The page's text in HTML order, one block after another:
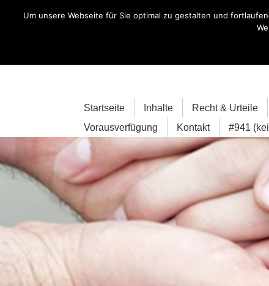
Startseite Inhalte Recht & Urteile
Vorausverfügung
Kontakt #941
Um unsere Webseite für Sie optimal zu gestalten und